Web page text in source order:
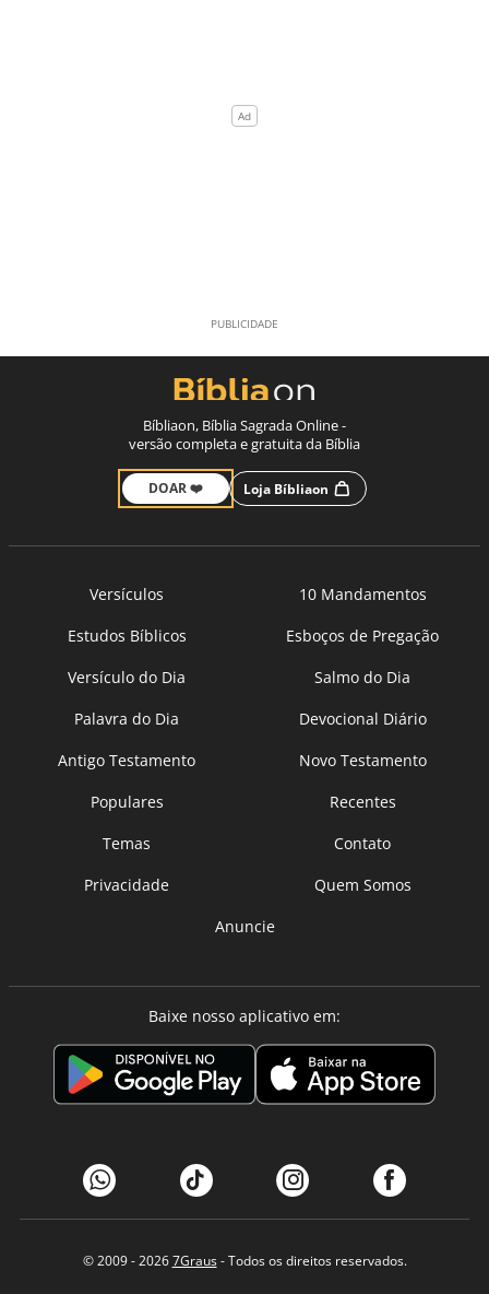
Bíbliaon, Bíblia Sagrada Online -
versão completa e gratuita da Bíblia
DOAR ❤️ Loja Bíbliaon
Versículos
10 Mandamentos
Estudos Bíblicos
Esboços de Pregação
Versículo do Dia
Salmo do Dia
Palavra do Dia
Devocional Diário
Antigo Testamento
Novo Testamento
Populares
Recentes
Temas
Contato
Privacidade
Quem Somos
Anuncie
Baixe nosso aplicativo em:
© 2009 - 20267Graus- Todos os direitos reservados.